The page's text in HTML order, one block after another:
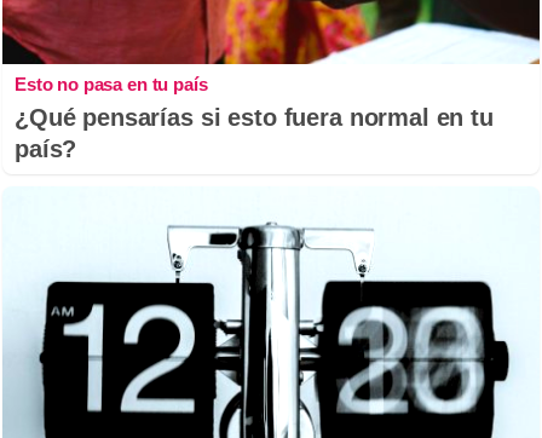
Esto no pasa en tu país
¿Qué pensarías si esto fuera normal en tu
país?